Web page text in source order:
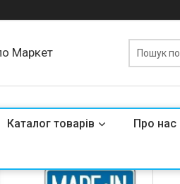
Маркет
Каталог товарів Про нас